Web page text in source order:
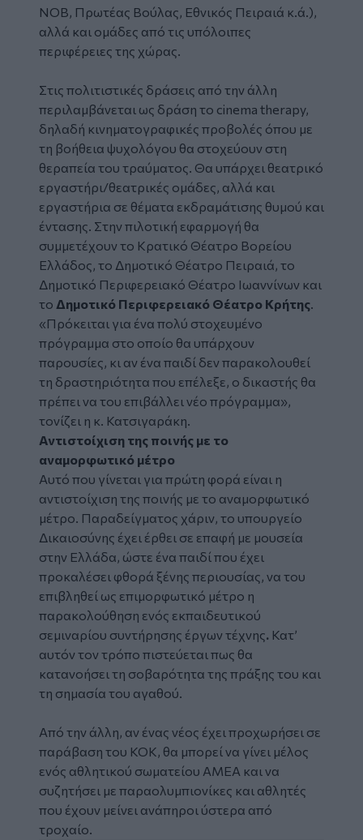
ΝΟΒ, Πρωτέας Βούλας, Εθνικός Πειραιά κ.ά.),
αλλά και ομάδες από τις υπόλοιπες
περιφέρειες της χώρας.
Στις πολιτιστικές δράσεις από την άλλη
περιλαμβάνεται ως δράση το cinema therapy,
δηλαδή κινηματογραφικές προβολές όπου με
τη βοήθεια ψυχολόγου θα στοχεύουν στη
θεραπεία του τραύματος. Θα υπάρχει θεατρικό
εργαστήρι/θεατρικές ομάδες, αλλά και
εργαστήρια σε θέματα εκδραμάτισης θυμού και
έντασης. Στην πιλοτική εφαρμογή θα
συμμετέχουν το Κρατικό Θέατρο Βορείου
Ελλάδος, το Δημοτικό Θέατρο Πειραιά, το
Δημοτικό Περιφερειακό Θέατρο Ιωαννίνων και
το Δημοτικό Περιφερειακό Θέατρο Κρήτης.
«Πρόκειται για ένα πολύ στοχευμένο
πρόγραμμα στο οποίο θα υπάρχουν
παρουσίες, κι αν ένα παιδί δεν παρακολουθεί
τη δραστηριότητα που επέλεξε, ο δικαστής θα
πρέπει να του επιβάλλει νέο πρόγραμμα»,
τονίζει η κ. Κατσιγαράκη.
Αντιστοίχιση της ποινής με το
αναμορφωτικό μέτρο
Αυτό που γίνεται για πρώτη φορά είναι η
αντιστοίχιση της ποινής με το αναμορφωτικό
μέτρο. Παραδείγματος χάριν, το υπουργείο
Δικαιοσύνης έχει έρθει σε επαφή με μουσεία
στην Ελλάδα, ώστε ένα παιδί που έχει
προκαλέσει φθορά ξένης περιουσίας, να του
επιβληθεί ως επιμορφωτικό μέτρο η
παρακολούθηση ενός εκπαιδευτικού
σεμιναρίου συντήρησης έργων τέχνης. Κατ’
αυτόν τον τρόπο πιστεύεται πως θα
κατανοήσει τη σοβαρότητα της πράξης του και
τη σημασία του αγαθού.
Από την άλλη, αν ένας νέος έχει προχωρήσει σε
παράβαση του ΚΟΚ, θα μπορεί να γίνει μέλος
ενός αθλητικού σωματείου ΑΜΕΑ και να
συζητήσει με παραολυμπιονίκες και αθλητές
που έχουν μείνει ανάπηροι ύστερα από
τροχαίο.